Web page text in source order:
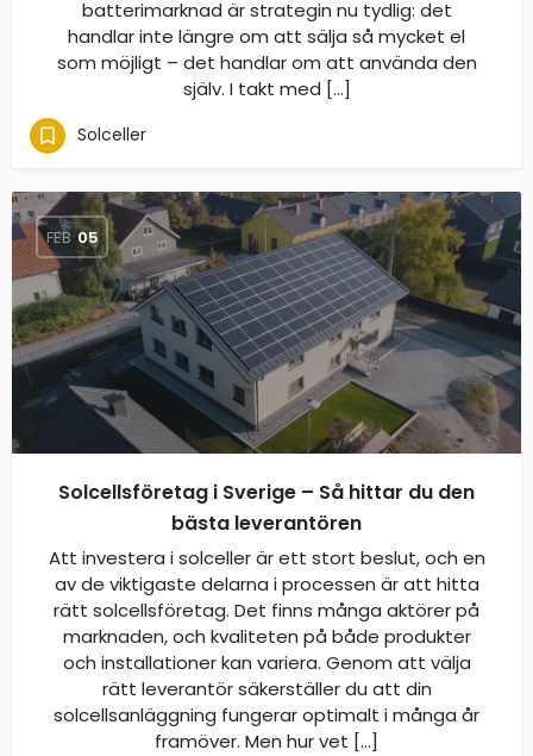
batterimarknad är strategin nu tydlig: det
handlar inte längre om att sälja så mycket el
som möjligt – det handlar om att använda den
själv. I takt med […]
Solceller
FEB 05
Solcellsföretag i Sverige – Så hittar du den
bästa leverantören
Att investera i solceller är ett stort beslut, och en
av de viktigaste delarna i processen är att hitta
rätt solcellsföretag. Det finns många aktörer på
marknaden, och kvaliteten på både produkter
och installationer kan variera. Genom att välja
rätt leverantör säkerställer du att din
solcellsanläggning fungerar optimalt i många år
framöver. Men hur vet […]